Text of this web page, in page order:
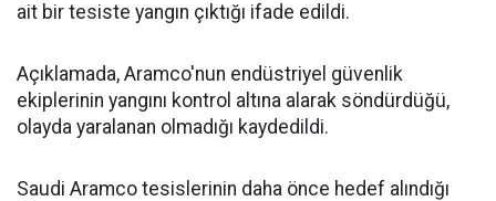
ait bir tesiste yangın çıktığı ifade edildi.
Açıklamada, Aramco'nun endüstriyel güvenlik
ekiplerinin yangını kontrol altına alarak söndürdüğü,
olayda yaralanan olmadığı kaydedildi.
Saudi Aramco tesislerinin daha önce hedef alındığı